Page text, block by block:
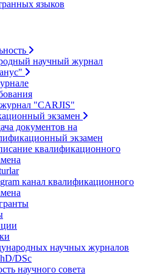
языков
научный журнал
"CARJIS"
экзамен
документов на
экзамен
квалификационного
канал квалификационного
научных журналов
DSc
научного совета